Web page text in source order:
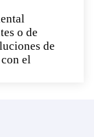
o de
de
el